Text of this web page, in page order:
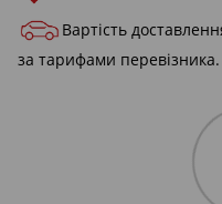
Вартість
за тарифами перевізника.